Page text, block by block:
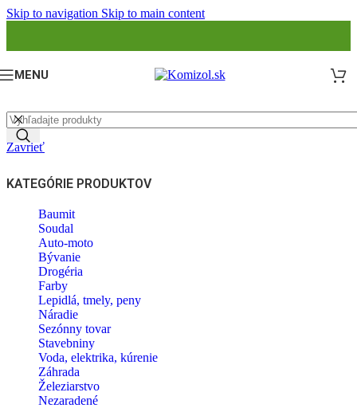
Skip to navigation Skip to main content
MENU
Zavrieť
KATEGÓRIE PRODUKTOV
Baumit
Soudal
Auto-moto
Bývanie
Drogéria
Farby
Lepidlá, tmely, peny
Náradie
Sezónny tovar
Stavebniny
Voda, elektrika, kúrenie
Záhrada
Železiarstvo
Nezaradené